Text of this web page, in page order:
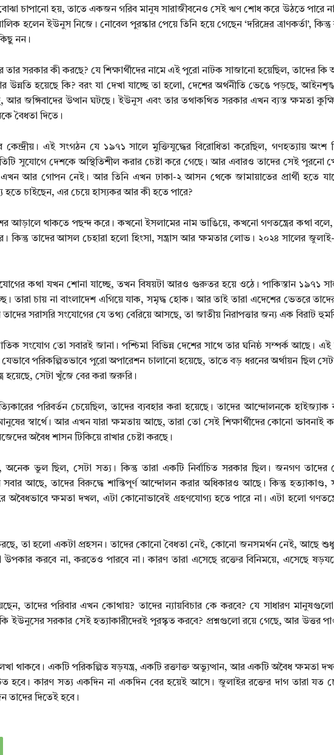
বোঝা চাপানো হয়, তাতে একজন গরিব মানুষ সারাজীবনেও সেই ঋণ শোধ করে উঠতে পারে
হলেন ইউনুস নিজে। নোবেল পুরস্কার পেয়ে তিনি হয়ে গেছেন ‘দরিদ্রের ত্রাণকর্তা’, কিন্তু
নন।
তার সরকার কী করছে? যে শিক্ষার্থীদের নামে এই পুরো নাটক সাজানো হয়েছিল, তাদের
উন্নতি হয়েছে কি? বরং যা দেখা যাচ্ছে তা হলো, দেশের অর্থনীতি ভেঙে পড়ছে,
আর জঙ্গিবাদের উত্থান ঘটছে। ইউনুস এবং তার তথাকথিত সরকার এখন ব্যস্ত ক্ষমতা
বৈধতা দিতে।
কেন্দ্রীয়। এই সংগঠন যে ১৯৭১ সালে মুক্তিযুদ্ধের বিরোধিতা করেছিল, গণহত্যায় অংশ
সুযোগে দেশকে অস্থিতিশীল করার চেষ্টা করে গেছে। আর এবারও তাদের সেই পুরনো
আর গোপন নেই। আর তিনি এখন ঢাকা-২ আসন থেকে জামায়াতের প্রার্থী হতে
চাইছেন, এর চেয়ে হাস্যকর আর কী হতে পারে?
আড়ালে থাকতে পছন্দ করে। কখনো ইসলামের নাম ভাঙিয়ে, কখনো গণতন্ত্রের কথা বলে,
কিন্তু তাদের আসল চেহারা হলো হিংসা, সন্ত্রাস আর ক্ষমতার লোভ। ২০২৪ সালের
কথা যখন শোনা যাচ্ছে, তখন বিষয়টা আরও গুরুতর হয়ে ওঠে। পাকিস্তান ১৯৭১
তারা চায় না বাংলাদেশ এগিয়ে যাক, সমৃদ্ধ হোক। আর তাই তারা এদেশের ভেতরে
তাদের সরাসরি সংযোগের যে তথ্য বেরিয়ে আসছে, তা জাতীয় নিরাপত্তার জন্য এক বিরাট
সংযোগ তো সবারই জানা। পশ্চিমা বিভিন্ন দেশের সাথে তার ঘনিষ্ঠ সম্পর্ক আছে। এই
পরিকল্পিতভাবে পুরো অপারেশন চালানো হয়েছে, তাতে বড় ধরনের অর্থায়ন ছিল
হয়েছে, সেটা খুঁজে বের করা জরুরি।
পরিবর্তন চেয়েছিল, তাদের ব্যবহার করা হয়েছে। তাদের আন্দোলনকে হাইজ্যাক
স্বার্থে। আর এখন যারা ক্ষমতায় আছে, তারা তো সেই শিক্ষার্থীদের কোনো ভাবনাই
অবৈধ শাসন টিকিয়ে রাখার চেষ্টা করছে।
ভুল ছিল, সেটা সত্য। কিন্তু তারা একটি নির্বাচিত সরকার ছিল। জনগণ তাদের
আছে, তাদের বিরুদ্ধে শান্তিপূর্ণ আন্দোলন করার অধিকারও আছে। কিন্তু হত্যাকাণ্ড,
অবৈধভাবে ক্ষমতা দখল, এটা কোনোভাবেই গ্রহণযোগ্য হতে পারে না। এটা হলো
তা হলো একটা প্রহসন। তাদের কোনো বৈধতা নেই, কোনো জনসমর্থন নেই, আছে শুধু
করবে না, করতেও পারবে না। কারণ তারা এসেছে রক্তের বিনিময়ে, এসেছে
তাদের পরিবার এখন কোথায়? তাদের ন্যায়বিচার কে করবে? যে সাধারণ মানুষগুলো
ইউনুসের সরকার সেই হত্যাকারীদেরই পুরস্কৃত করবে? প্রশ্নগুলো রয়ে গেছে, আর উত্তর
থাকবে। একটি পরিকল্পিত ষড়যন্ত্র, একটি রক্তাক্ত অভ্যুত্থান, আর একটি অবৈধ ক্ষমতা
হবে। কারণ সত্য একদিন না একদিন বের হয়েই আসে। জুলাইর রক্তের দাগ তারা যত
তাদের দিতেই হবে।